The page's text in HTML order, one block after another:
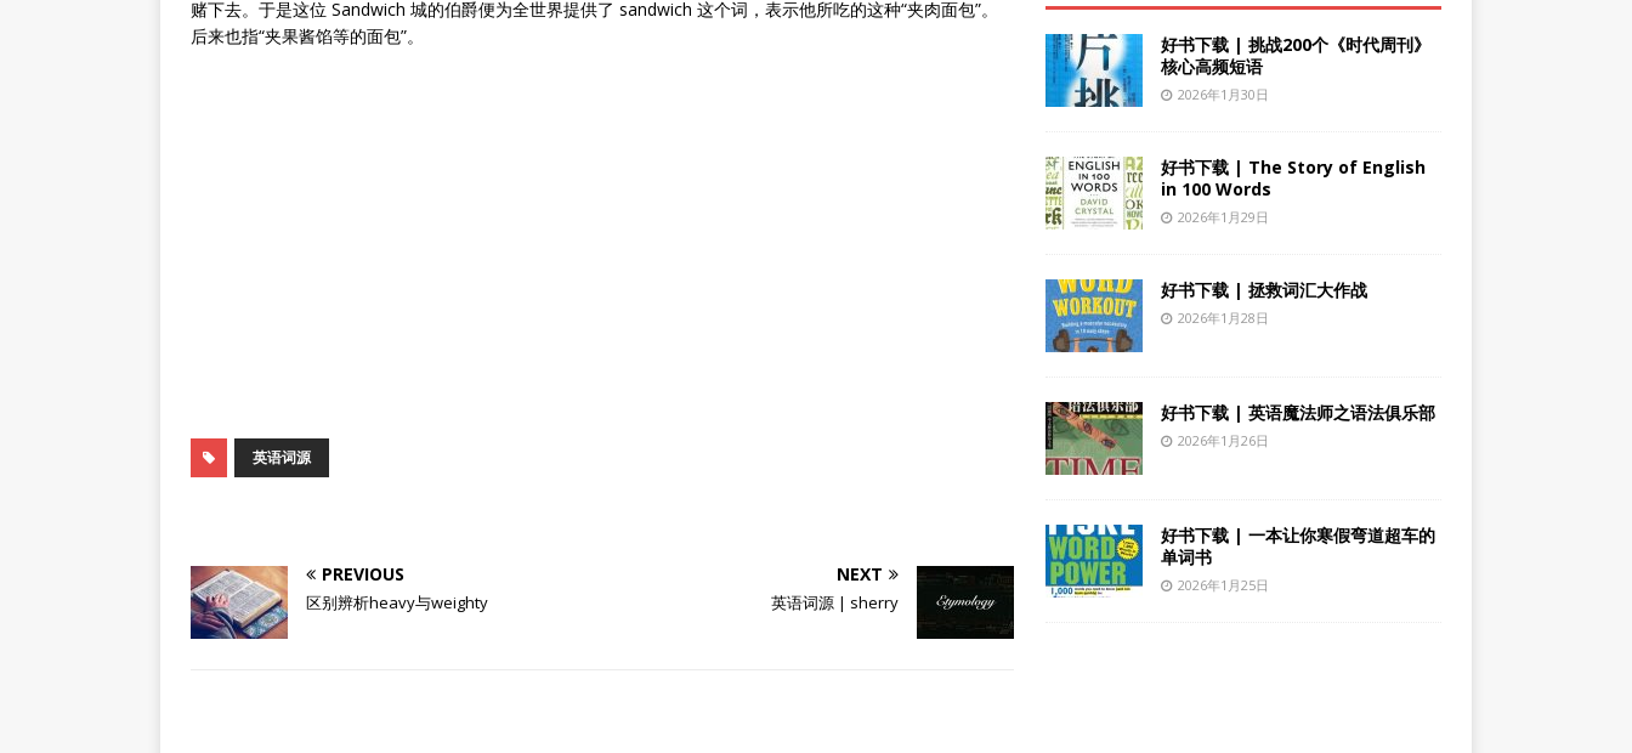
赌下去。于是这位 Sandwich 城的伯爵便为全世界提供了 sandwich 这个词，表示他所吃的这种“夹肉面包”。
后来也指“夹果酱馅等的面包”。
英语词源
PREVIOUS
区别辨析heavy与weighty
NEXT
英语词源 | sherry
好书下载 | 挑战200个《时代周刊》
核心高频短语
2026年1月30日
好书下载 | The Story of English
in 100 Words
2026年1月29日
好书下载 | 拯救词汇大作战
2026年1月28日
好书下载 | 英语魔法师之语法俱乐部
2026年1月26日
好书下载 | 一本让你寒假弯道超车的
单词书
2026年1月25日